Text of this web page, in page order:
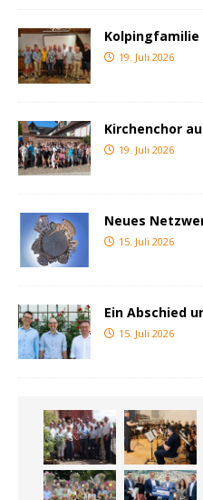
19. Juli 2026
Kirchenchor
19. Juli 2026
Neues
15. Juli 2026
Ein Abschied
15. Juli 2026